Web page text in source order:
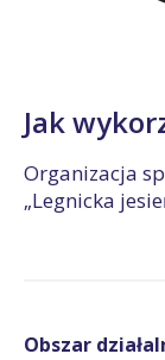
Jak
Organizacja
„Legnicka
Obszar